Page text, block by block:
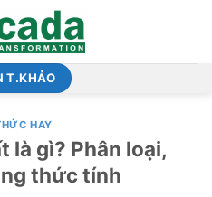
T.KHẢO
HAY
là gì? Phân loại,
thức tính